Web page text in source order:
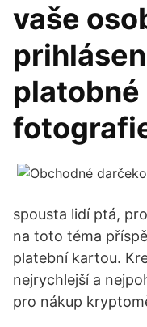
vaše
spousta lidí ptá,
na toto téma
platební kartou.
nejrychlejší a
pro nákup